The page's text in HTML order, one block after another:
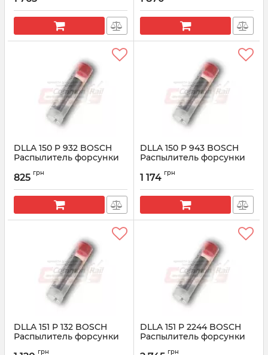
DLLA 150 P 932 BOSCH
Распылитель форсунки
Артикул:
825 грн
DLLA 150 P 943 BOSCH
Распылитель форсунки
Артикул:
1 174 грн
DLLA 151 P 132 BOSCH
Распылитель форсунки
грн
DLLA 151 P 2244 BOSCH
Распылитель форсунки
грн